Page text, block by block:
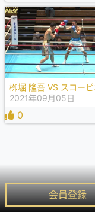
会員登録
2021年09月05日
0